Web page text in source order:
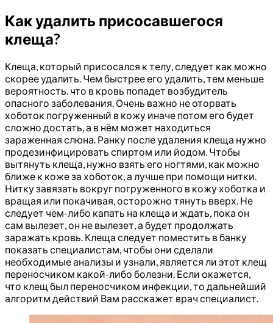
Как удалить присосавшегося
клеща?
Клеща, который присосался к телу, следует как можно
скорее удалить. Чем быстрее его удалить, тем меньше
вероятность. что в кровь попадет возбудитель
опасного заболевания. Очень важно не оторвать
хоботок погруженный в кожу иначе потом его будет
сложно достать, а в нём может находиться
зараженная слюна. Ранку после удаления клеща нужно
продезинфицировать спиртом или йодом. Чтобы
вытянуть клеща, нужно взять его ногтями, как можно
ближе к коже за хоботок, а лучше при помощи нитки.
Нитку завязать вокруг погруженного в кожу хоботка и
вращая или покачивая, осторожно тянуть вверх. Не
следует чем-либо капать на клеща и ждать, пока он
сам вылезет, он не вылезет, а будет продолжать
заражать кровь. Клеща следует поместить в банку
показать специалистам, чтобы они сделали
необходимые анализы и узнали, является ли этот клещ
переносчиком какой-либо болезни. Если окажется,
что клещ был переносчиком инфекции, то дальнейший
алгоритм действий Вам расскажет врач специалист.